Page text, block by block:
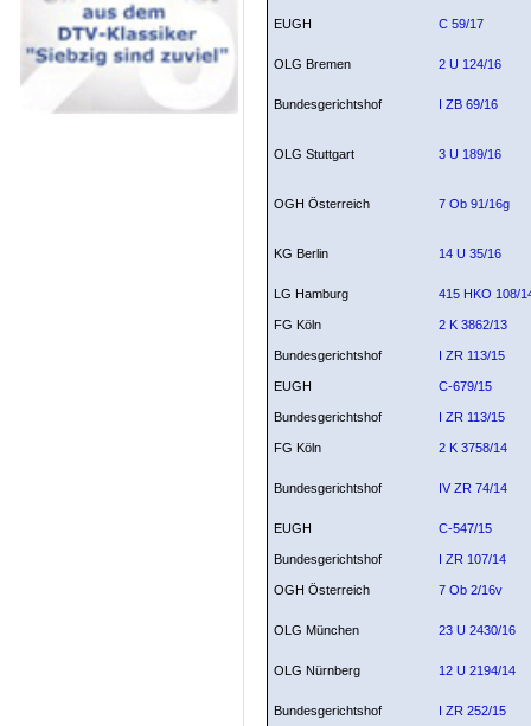
EUGH C 59/17
OLG Bremen 2 U 124/16
Bundesgerichtshof I ZB 69/16
OLG Stuttgart 3 U 189/16
OGH Österreich 7 Ob 91/16g
KG Berlin 14 U 35/16
LG Hamburg 415 HKO 108/
FG Köln 2 K 3862/13
Bundesgerichtshof I ZR 113/15
EUGH C-679/15
Bundesgerichtshof I ZR 113/15
FG Köln 2 K 3758/14
Bundesgerichtshof IV ZR 74/14
EUGH C-547/15
Bundesgerichtshof I ZR 107/14
OGH Österreich 7 Ob 2/16v
OLG München 23 U 2430/16
OLG Nürnberg 12 U 2194/14
Bundesgerichtshof I ZR 252/15